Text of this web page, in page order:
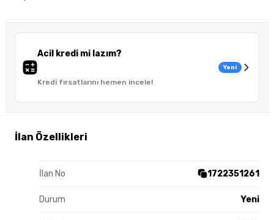
Acil kredi mi lazım?
Kredi fırsatlarını hemen incele!
Yeni
İlan Özellikleri
İlan No 1722351261
Durum Yeni